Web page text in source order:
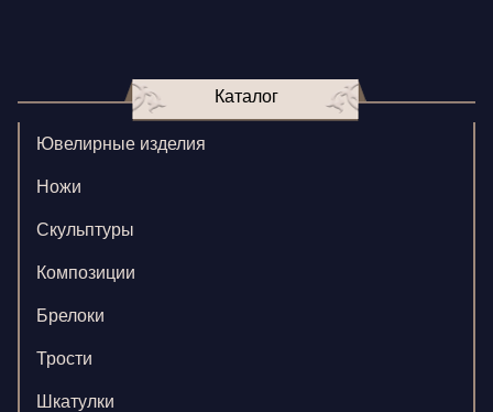
Каталог
Ювелирные изделия
Ножи
Скульптуры
Композиции
Брелоки
Трости
Шкатулки